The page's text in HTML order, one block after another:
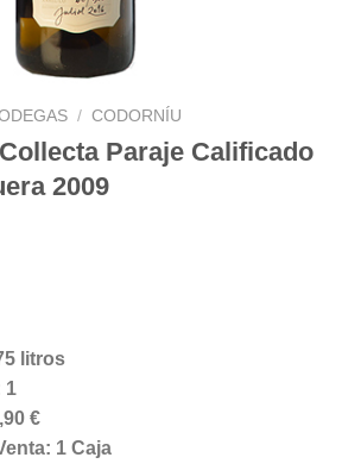
/ CODORNÍU
Paraje Calificado
2009
litros
1
€
1 Caja